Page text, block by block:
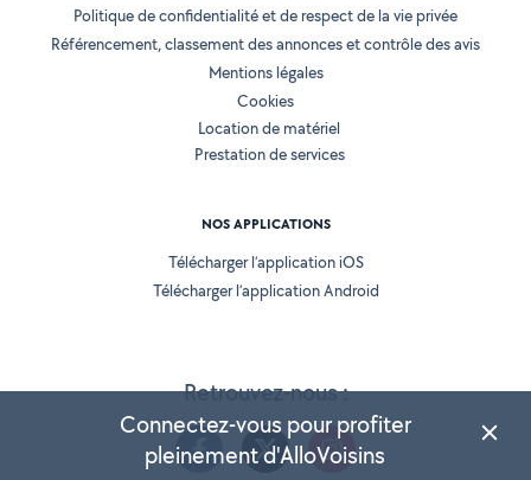
Retrouvez-nous :
Politique de confidentialité et de respect de la vie privée
Référencement, classement des annonces et contrôle des avis
Mentions légales
Cookies
Location de matériel
Prestation de services
NOS APPLICATIONS
Télécharger l’application iOS
Télécharger l’application Android
Connectez-vous pour profiter
pleinement d'AlloVoisins